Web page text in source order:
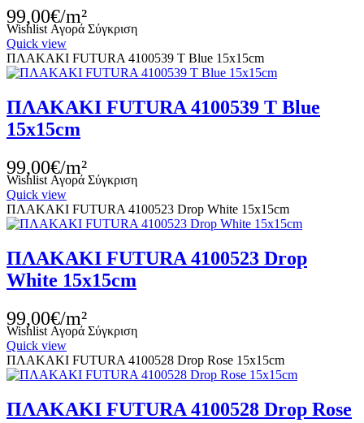
99,00€/m²
Wishlist Αγορά Σύγκριση
Quick view
ΠΛΑΚΑΚΙ FUTURA 4100539 T Blue 15x15cm
ΠΛΑΚΑΚΙ FUTURA 4100539 T Blue
15x15cm
99,00€/m²
Wishlist Αγορά Σύγκριση
Quick view
ΠΛΑΚΑΚΙ FUTURA 4100523 Drop White 15x15cm
ΠΛΑΚΑΚΙ FUTURA 4100523 Drop
White 15x15cm
99,00€/m²
Wishlist Αγορά Σύγκριση
Quick view
ΠΛΑΚΑΚΙ FUTURA 4100528 Drop Rose 15x15cm
ΠΛΑΚΑΚΙ FUTURA 4100528 Drop Rose